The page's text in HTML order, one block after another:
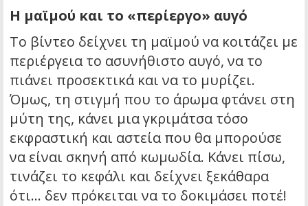
Η μαϊμού και το «περίεργο» αυγό
Το βίντεο δείχνει τη μαϊμού να κοιτάζει με
περιέργεια το ασυνήθιστο αυγό, να το
πιάνει προσεκτικά και να το μυρίζει.
Όμως, τη στιγμή που το άρωμα φτάνει στη
μύτη της, κάνει μια γκριμάτσα τόσο
εκφραστική και αστεία που θα μπορούσε
να είναι σκηνή από κωμωδία. Κάνει πίσω,
τινάζει το κεφάλι και δείχνει ξεκάθαρα
ότι… δεν πρόκειται να το δοκιμάσει ποτέ!